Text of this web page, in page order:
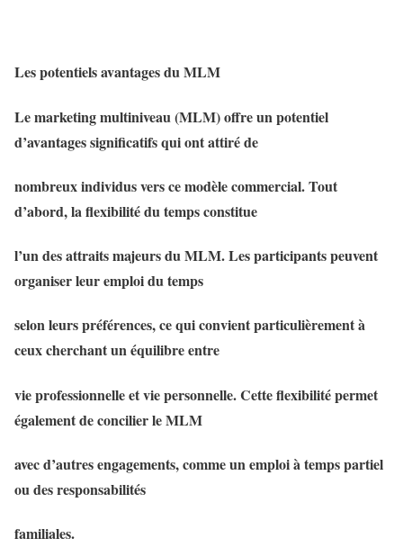
Les potentiels avantages du MLM
Le marketing multiniveau (MLM) offre un potentiel
d’avantages significatifs qui ont attiré de
nombreux individus vers ce modèle commercial. Tout
d’abord, la flexibilité du temps constitue
l’un des attraits majeurs du MLM. Les participants peuvent
organiser leur emploi du temps
selon leurs préférences, ce qui convient particulièrement à
ceux cherchant un équilibre entre
vie professionnelle et vie personnelle. Cette flexibilité permet
également de concilier le MLM
avec d’autres engagements, comme un emploi à temps partiel
ou des responsabilités
familiales.